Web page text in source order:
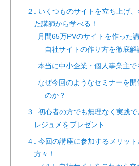
２. いくつものサイトを立ち上げ
た講師から学べる！
月間65万PVのサイトを作った
自社サイトの作り方を徹底解
本当に中小企業・個人事業主で
なぜ今回のようなセミナーを
のか？
３. 初心者の方でも無理なく実践
レジュメをプレゼント
４. 今回の講座に参加するメリッ
方々！